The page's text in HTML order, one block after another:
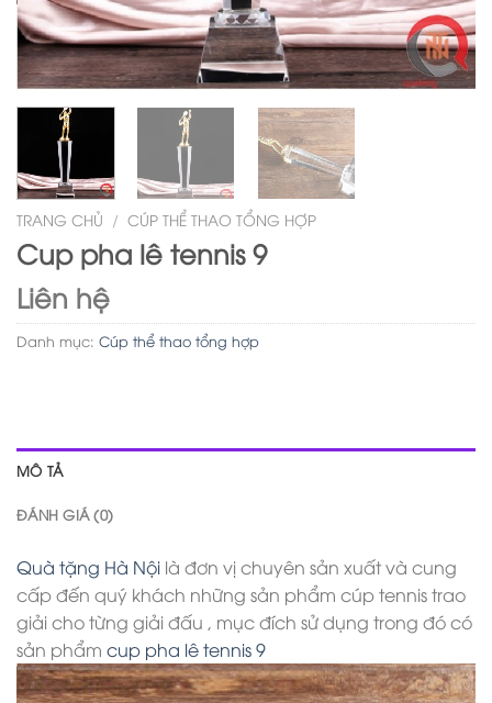
TRANG CHỦ / CÚP THỂ THAO TỔNG HỢP
Cup pha lê tennis 9
Liên hệ
Danh mục: Cúp thể thao tổng hợp
MÔ TẢ
ĐÁNH GIÁ (0)
Quà tặng Hà Nội là đơn vị chuyên sản xuất và cung
cấp đến quý khách những sản phẩm cúp tennis trao
giải cho từng giải đấu , mục đích sử dụng trong đó có
sản phẩm cup pha lê tennis 9